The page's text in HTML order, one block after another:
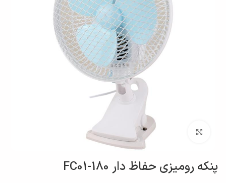
بزرگنمایی تصویر
پنکه رومیزی حفاظ دار FC01-180